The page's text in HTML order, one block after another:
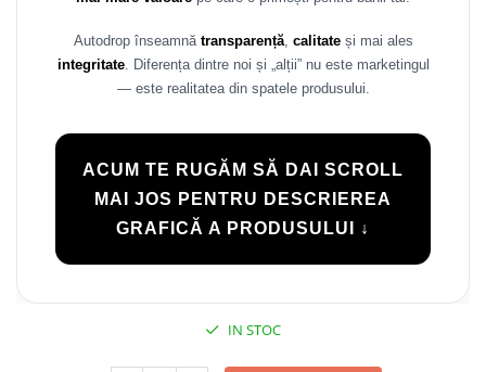
Autodrop înseamnă transparență, calitateși mai ales
integritate. Diferența dintre noi și „alții” nu este marketingul
— este realitatea din spatele produsului.
ACUM TE RUGĂM SĂ DAI SCROLL
MAI JOS PENTRU DESCRIEREA
GRAFICĂ A PRODUSULUI ↓
IN STOC